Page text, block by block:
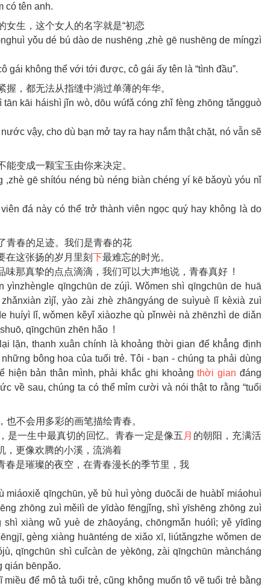
có tên anh.
女生，这个女人的名字就是“初恋
yǒu dé bú dào de nushēng ,zhè gē nushēng de míngzì
gái không thể với tới được, cô gái ấy tên là “tình đầu”.
握，都无法从指缝中淌过单薄的年华。
kāi háishì jǐn wò, dōu wúfǎ cóng zhǐ fèng zhōng tǎngguò
vậy, cho dù bạn mở tay ra hay nắm thật chặt, nó vẫn sẽ
能变成一颗宝玉由你来决定。
,zhè gē shítóu néng bù néng biàn chéng yí kē bǎoyù yóu nǐ
đá này có thể trở thành viên ngọc quý hay không là do
青春的足迹。我们是青春的花
在这张扬的岁月里刻 下最难忘的时光。
味那真挚的点点滴滴，我们可以大声地说，青春真好 !
yìnzhèngle qīngchūn de zújì. Wǒmen shì qīngchūn de huā
zìjǐ, yào zài zhè zhāngyáng de suìyuè lǐ kèxià zuì
huíyì lǐ, wǒmen kěyǐ xiàozhe qù pǐnwèi nà zhēnzhì de diǎn
qīngchūn zhēn hǎo !
lặn, thanh xuân chính là khoảng thời gian để khẳng định
bông hoa của tuổi trẻ. Tôi - bạn - chúng ta phải dùng
hiện bản thân mình, phải khắc ghi khoảngthời gian đáng
về sau, chúng ta có thể mỉm cười và nói thật to rằng “tuổi
也不会用多彩的画笔描绘青春。
是一生中最真切的回忆。青春一定是像五 月 的朝阳，充满活
，更像欢腾的小溪，流淌着
春是璀璨的夜空，在青春漫长的季节里，我
miáoxiě qīngchūn, yě bù huì yòng duōcǎi de huàbǐ miáohuì
zhōng zuì měilì de yīdào fēngjǐng, shì yīshēng zhōng zuì
xiàng wǔ yuè de zhāoyáng, chōngmǎn huólì; yě yīdìng
gèng xiàng huānténg de xiǎo xī, liútǎngzhe wǒmen de
qīngchūn shì cuǐcàn de yèkōng, zài qīngchūn màncháng
qián bēnpǎo.
để mô tả tuổi trẻ, cũng không muốn tô vẽ tuổi trẻ bằng